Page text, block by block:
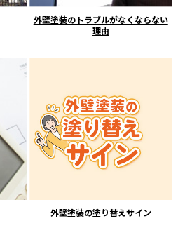
外壁塗装のトラブルがなくならない
理由
外壁塗装の塗り替えサイン